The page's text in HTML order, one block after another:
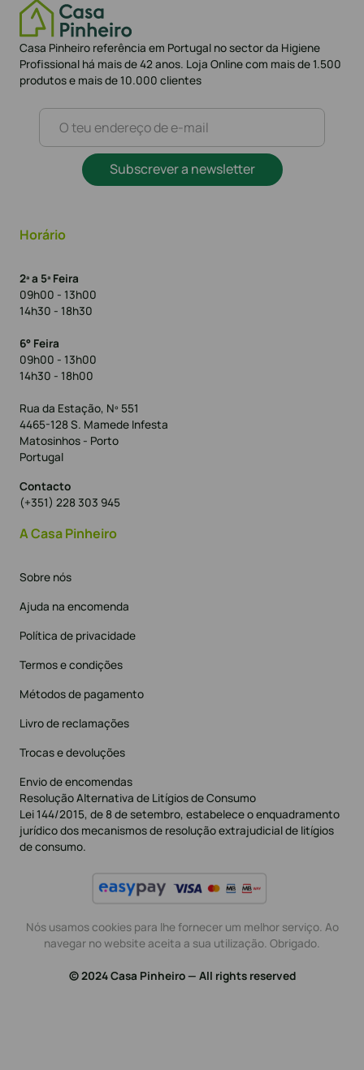
Casa Pinheiro referência em Portugal no sector da Higiene
Profissional há mais de 42 anos. Loja Online com mais de 1.500
produtos e mais de 10.000 clientes
Subscrever a newsletter
Horário
2ª a 5ª Feira
09h00 - 13h00
14h30 - 18h30
6° Feira
09h00 - 13h00
14h30 - 18h00
Rua da Estação, Nº 551
4465-128 S. Mamede Infesta
Matosinhos - Porto
Portugal
Contacto
(+351) 228 303 945
A Casa Pinheiro
Sobre nós
Ajuda na encomenda
Política de privacidade
Termos e condições
Métodos de pagamento
Livro de reclamações
Trocas e devoluções
Envio de encomendas
Resolução Alternativa de Litígios de Consumo
Lei 144/2015, de 8 de setembro, estabelece o enquadramento
jurídico dos mecanismos de resolução extrajudicial de litígios
de consumo.
Nós usamos cookies para lhe fornecer um melhor serviço. Ao
navegar no website aceita a sua utilização. Obrigado.
© 2024 Casa Pinheiro — All rights reserved